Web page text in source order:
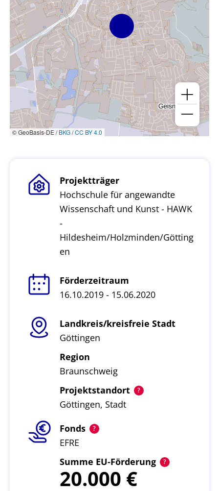
© GeoBasis-DE /BKG/CC BY 4.0
Projektträger
Hochschule für angewandte
Wissenschaft und Kunst - HAWK
-
Hildesheim/Holzminden/Götting
en
Förderzeitraum
16.10.2019 - 15.06.2020
Landkreis/kreisfreie Stadt
Göttingen
Region
Braunschweig
Projektstandort
Göttingen, Stadt
Fonds
EFRE
Summe EU-Förderung
20.000